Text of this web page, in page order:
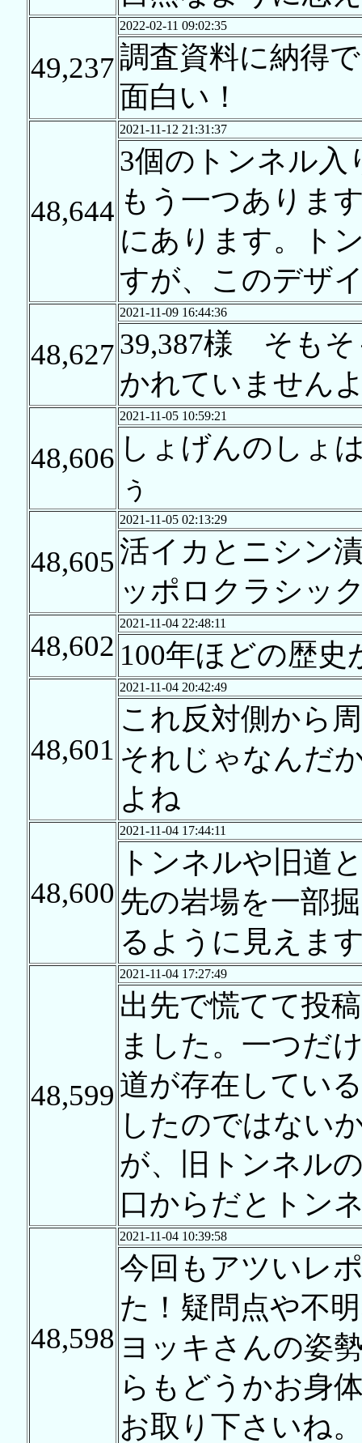
49,237
2022-02-11 09:02:35
調査資料に納得
面白い！
48,644
2021-11-12 21:31:37
3個のトンネル入
もう一つありま
にあります。ト
すが、このデザ
48,627
2021-11-09 16:44:36
39,387様 そもそ
かれていません
48,606
2021-11-05 10:59:21
しょげんのしょ
ぅ
48,605
2021-11-05 02:13:29
活イカとニシン
ッポロクラシッ
48,602
2021-11-04 22:48:11
100年ほどの歴史
48,601
2021-11-04 20:42:49
これ反対側から
それじゃなんだ
よね
48,600
2021-11-04 17:44:11
トンネルや旧道
先の岩場を一部
るように見えま
48,599
2021-11-04 17:27:49
出先で慌てて投
ました。一つだ
道が存在してい
したのではない
が、旧トンネル
口からだとトン
48,598
2021-11-04 10:39:58
今回もアツいレ
た！疑問点や不
ヨッキさんの姿
らもどうかお身
お取り下さいね。